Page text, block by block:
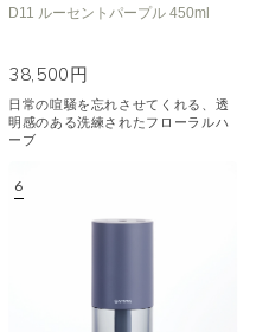
D11 ルーセントパープル 450ml
38,500円
日常の喧騒を忘れさせてくれる、透
明感のある洗練されたフローラルハ
ーブ